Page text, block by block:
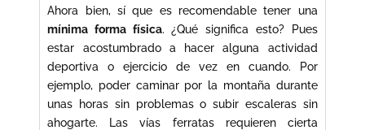
Ahora bien, sí que es recomendable tener una
mínima forma física. ¿Qué significa esto? Pues
estar acostumbrado a hacer alguna actividad
deportiva o ejercicio de vez en cuando. Por
ejemplo, poder caminar por la montaña durante
unas horas sin problemas o subir escaleras sin
ahogarte. Las vías ferratas requieren cierta